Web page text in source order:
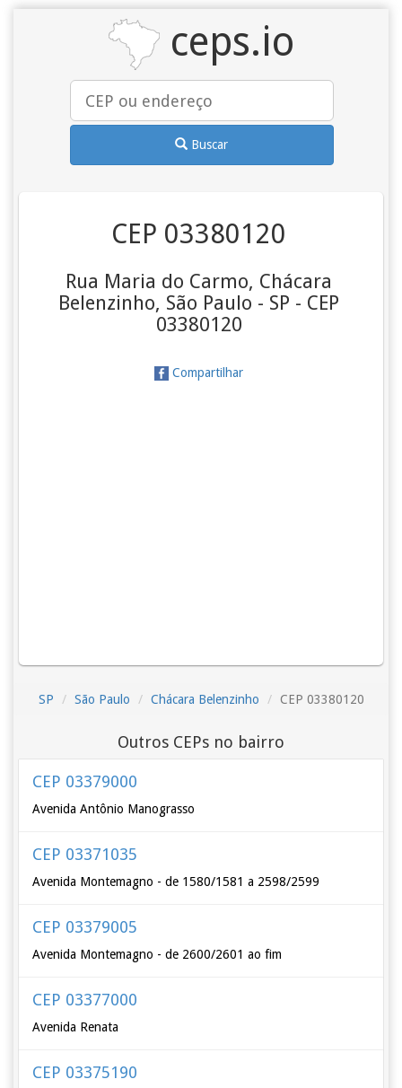
ceps.io
Buscar
CEP 03380120
Rua Maria do Carmo, Chácara
Belenzinho, São Paulo - SP - CEP
03380120
Compartilhar
SP São Paulo Chácara Belenzinho CEP 03380120
Outros CEPs no bairro
CEP 03379000
Avenida Antônio Manograsso
CEP 03371035
Avenida Montemagno - de 1580/1581 a 2598/2599
CEP 03379005
Avenida Montemagno - de 2600/2601 ao fim
CEP 03377000
Avenida Renata
CEP 03375190